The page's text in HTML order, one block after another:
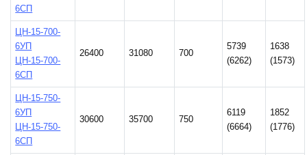
6СП
ЦН-15-700-
6УП
ЦН-15-700-
6СП
26400 31080 700
5739
(6262)
1638
(1573)
ЦН-15-750-
6УП
ЦН-15-750-
6СП
30600 35700 750
6119
(6664)
1852
(1776)